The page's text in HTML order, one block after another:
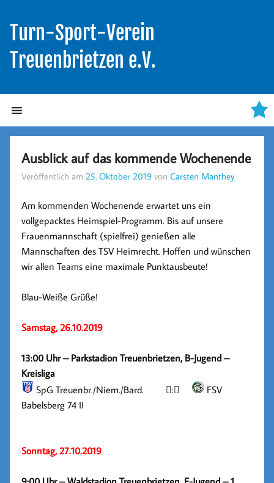
Turn-Sport-Verein
Treuenbrietzen e.V.
Ausblick auf das kommende Wochenende
Veröffentlich am 25. Oktober 2019 vonCarsten Manthey
Am kommenden Wochenende erwartet uns ein
vollgepacktes Heimspiel-Programm. Bis auf unsere
Frauenmannschaft (spielfrei) genießen alle
Mannschaften des TSV Heimrecht. Hoffen und wünschen
wir allen Teams eine maximale Punktausbeute!
Blau-Weiße Grüße!
Samstag, 26.10.2019
13:00 Uhr– Parkstadion Treuenbrietzen, B-Jugend –
Kreisliga
SpG Treuenbr./​Niem./​Bard. :
FSV
Babelsberg 74 II
Sonntag, 27.10.2019